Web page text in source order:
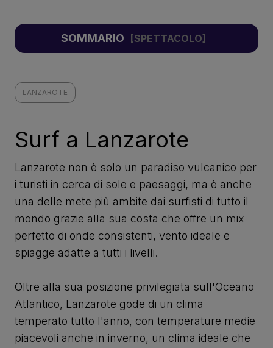
SOMMARIO
LANZAROTE
Surf a Lanzarote
Lanzarote non è solo un paradiso vulcanico per
i turisti in cerca di sole e paesaggi, ma è anche
una delle mete più ambite dai surfisti di tutto il
mondo grazie alla sua costa che offre un mix
perfetto di onde consistenti, vento ideale e
spiagge adatte a tutti i livelli.
Oltre alla sua posizione privilegiata sull'Oceano
Atlantico, Lanzarote gode di un clima
temperato tutto l'anno, con temperature medie
piacevoli anche in inverno, un clima ideale che